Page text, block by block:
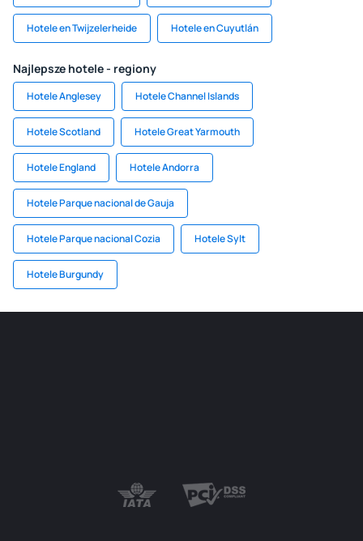
Hotele en Twijzelerheide Hotele en Cuyutlán
Najlepsze hotele - regiony
Hotele Anglesey Hotele Channel Islands
Hotele Scotland Hotele Great Yarmouth
Hotele England Hotele Andorra
Hotele Parque nacional de Gauja
Hotele Parque nacional Cozia Hotele Sylt
Hotele Burgundy